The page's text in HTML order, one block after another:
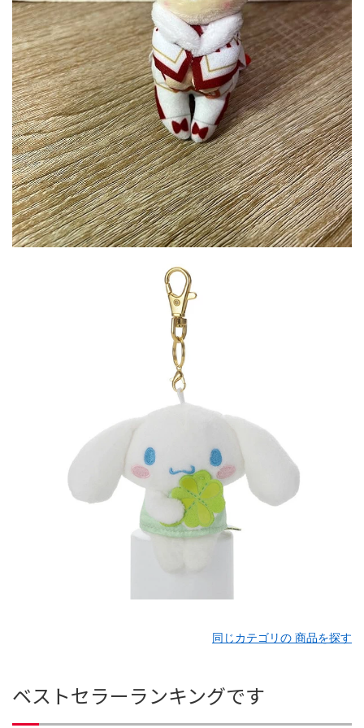
同じカテゴリの 商品を探す
ベストセラーランキングです